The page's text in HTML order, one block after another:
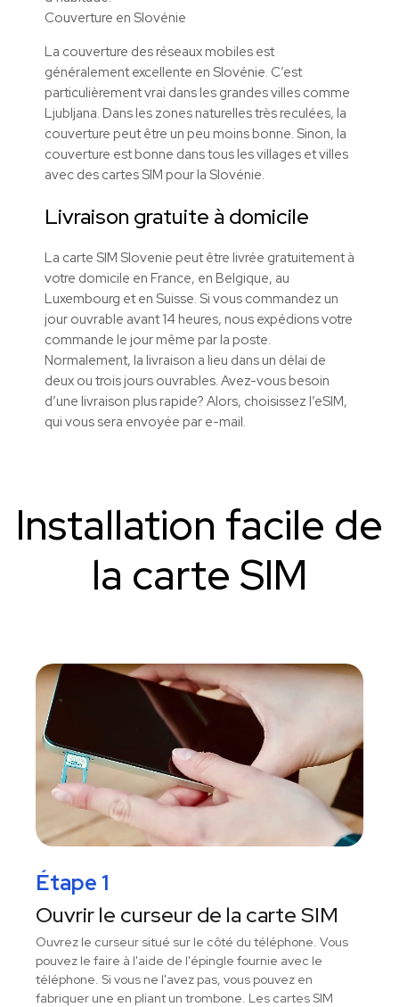
Couverture en Slovénie
La couverture des réseaux mobiles est
généralement excellente en Slovénie. C’est
particulièrement vrai dans les grandes villes comme
Ljubljana. Dans les zones naturelles très reculées, la
couverture peut être un peu moins bonne. Sinon, la
couverture est bonne dans tous les villages et villes
avec des cartes SIM pour la Slovénie.
Livraison gratuite à domicile
La carte SIM Slovenie peut être livrée gratuitement à
votre domicile en France, en Belgique, au
Luxembourg et en Suisse. Si vous commandez un
jour ouvrable avant 14 heures, nous expédions votre
commande le jour même par la poste.
Normalement, la livraison a lieu dans un délai de
deux ou trois jours ouvrables. Avez-vous besoin
d’une livraison plus rapide? Alors, choisissez l’eSIM,
qui vous sera envoyée par e-mail.
Installation facile de
la carte SIM
Étape 1
Ouvrir le curseur de la carte SIM
Ouvrez le curseur situé sur le côté du téléphone. Vous
pouvez le faire à l'aide de l'épingle fournie avec le
téléphone. Si vous ne l'avez pas, vous pouvez en
fabriquer une en pliant un trombone. Les cartes SIM